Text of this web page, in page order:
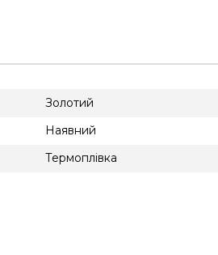
Золотий
Наявний
Термоплівка